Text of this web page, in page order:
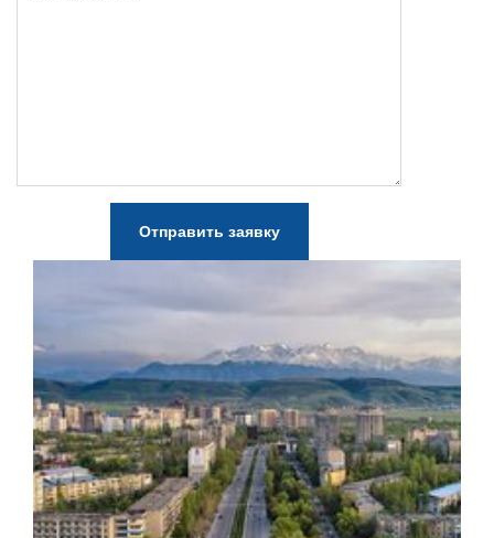
Отправить заявку